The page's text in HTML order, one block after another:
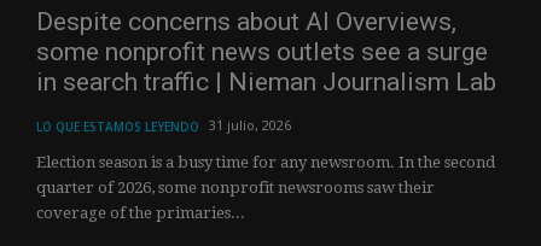
Despite concerns about AI Overviews,
some nonprofit news outlets see a surge
in search traffic | Nieman Journalism Lab
LO QUE ESTAMOS LEYENDO 31 julio, 2026
Election season is a busy time for any newsroom. In the second
quarter of 2026, some nonprofit newsrooms saw their
coverage of the primaries...